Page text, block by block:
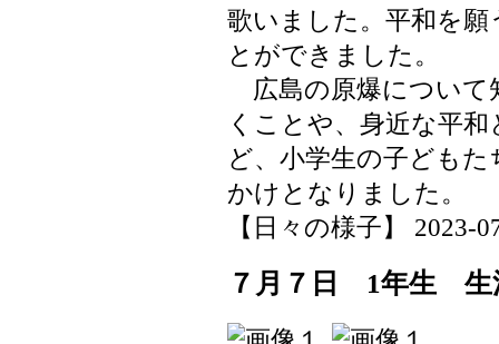
歌いました。平和を
とができました。
広島の原爆について
くことや、身近な平
ど、小学生の子ども
かけとなりました。
【日々の様子】 2023-
７月７日 1年生 生